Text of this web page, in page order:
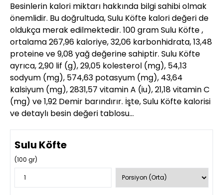
Besinlerin kalori miktarı hakkında bilgi sahibi olmak
önemlidir. Bu doğrultuda, Sulu Köfte kalori değeri de
oldukça merak edilmektedir. 100 gram Sulu Köfte ,
ortalama 267,96 kaloriye, 32,06 karbonhidrata, 13,48
proteine ve 9,08 yağ değerine sahiptir. Sulu Köfte
ayrıca, 2,90 lif (g), 29,05 kolesterol (mg), 54,13
sodyum (mg), 574,63 potasyum (mg), 43,64
kalsiyum (mg), 2831,57 vitamin A (iu), 21,18 vitamin C
(mg) ve 1,92 Demir barındırır. İşte, Sulu Köfte kalorisi
ve detaylı besin değeri tablosu…
Sulu Köfte
(100 gr)